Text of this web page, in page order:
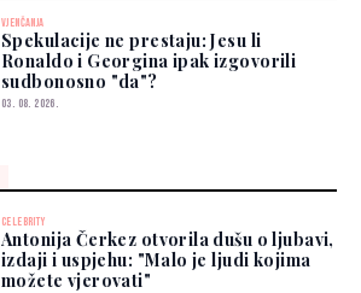
VJENČANJA
Spekulacije ne prestaju: Jesu li
Ronaldo i Georgina ipak izgovorili
sudbonosno "da"?
03. 08. 2026.
CELEBRITY
Antonija Čerkez otvorila dušu o ljubavi,
izdaji i uspjehu: "Malo je ljudi kojima
možete vjerovati"